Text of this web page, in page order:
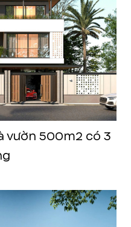
vườn 500m2 có 3